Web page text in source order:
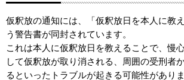
仮釈放の通知には、「仮釈放日を本人に教
う警告書が同封されています。
これは本人に仮釈放日を教えることで、慢
して仮釈放が取り消される、周囲の受刑者
るといったトラブルが起きる可能性がありま